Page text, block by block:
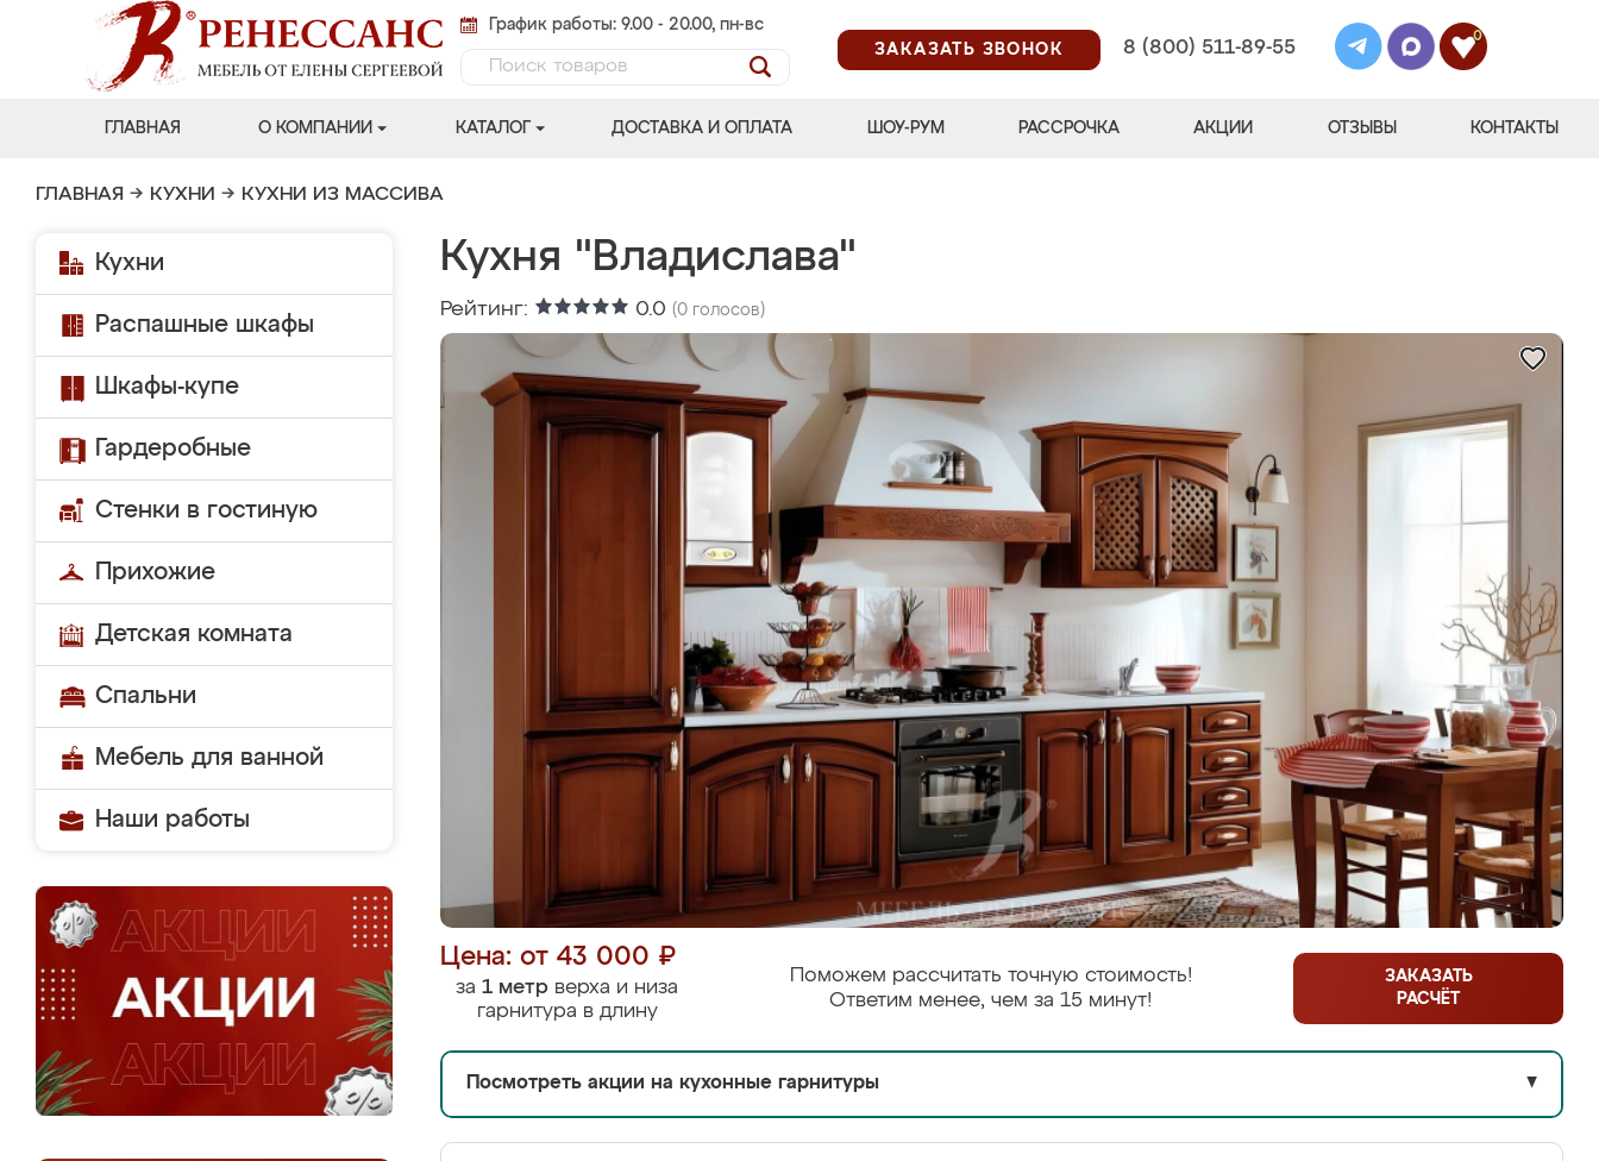
График работы: 9.00 - 20.00, пн-вс
ЗАКАЗАТЬ ЗВОНОК
8 (800) 511-89-55
0
ГЛАВНАЯ О КОМПАНИИ КАТАЛОГ ДОСТАВКА И ОПЛАТА ШОУ-РУМ РАССРОЧКА АКЦИИ ОТЗЫВЫ КОНТАКТЫ
ГЛАВНАЯ → КУХНИ → КУХНИ ИЗ МАССИВА
Кухни
Распашные шкафы
Шкафы-купе
Гардеробные
Стенки в гостиную
Прихожие
Детская комната
Спальни
Мебель для ванной
Наши работы
Кухня "Владислава"
Рейтинг: 0.0 (0 голосов)
Цена: от 43 000 ₽
за 1 метр верха и низа
гарнитура в длину
Поможем рассчитать точную стоимость!
Ответим менее, чем за 15 минут!
ЗАКАЗАТЬ
РАСЧЁТ
Посмотреть акции на кухонные гарнитуры ▼